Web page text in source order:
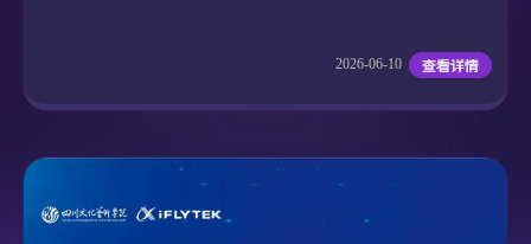
2026-06-10